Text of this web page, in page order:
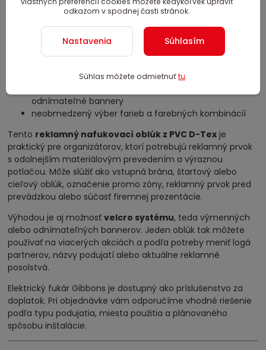
prenosný / úložný PVC vak
záruka a servis
manuál k inštalácii a zapojeniu
sprievodná dokumentácia
alebo hranatá reklamná brána
odnímateľné bannery
neobmedzený výber farieb a farebných kombinácií
Tento reklamný nafukovací oblúk z PVC D-Tex je
praktický pre organizátorov, ktorí potrebujú reklamný prvok
s odolnejším materiálovým prevedením a výraznou
potlačou. Môže slúžiť ako vstupná brána, štartový alebo
cieľový oblúk, označenie promo zóny, reklamný prvok pred
prevádzkou alebo súčasť firemnej prezentácie.
Výhodou je aj možnosťvelcro systému, teda výmenných
alebo odnímateľných bannerov. Jeden oblúk tak môžete
používať na viacerých akciách a podľa potreby meniť logá
partnerov, názvy podujatí alebo aktuálne reklamné
posolstvá.
Elektrický fukár Gibbons je dostupný ako príslušenstvo za
doplatok. Pri objednávke vám odporučíme vhodné riešenie
podľa typu podujatia, miesta použitia a plánovaného
spôsobu inštalácie.
odkazom v spodnej časti stránok.
Nastavenia Súhlasím
Súhlas môžete odmietnuťtu.